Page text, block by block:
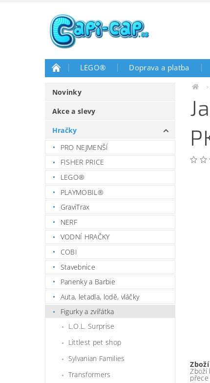
LEGO® Doprava a platba
Novinky
Akce a slevy
Hračky
PRO NEJMENŠÍ
FISHER PRICE
LEGO®
PLAYMOBIL®
GraviTrax
NERF
VODNÍ HRAČKY
COBI
Stavebnice
Panenky a Barbie
Auta, letadla, lodě, vláčky
Figurky a zvířátka
L.O.L. Surprise
Littlest pet shop
Sylvanian Families
Transformers
Zboží
přece